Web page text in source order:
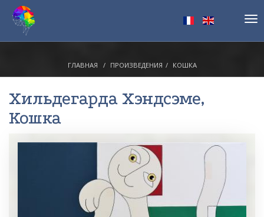
ГЛАВНАЯ ПРОИЗВЕДЕНИЯ КОШКА
Хильдегарда Хэндсэме,
Кошка